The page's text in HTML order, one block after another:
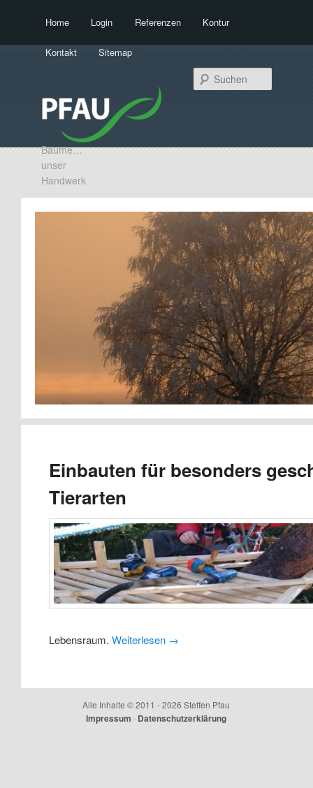
Zum Inhalt wechseln
Zum sekundären Inhalt wechseln
Home Login Referenzen Kontur
Kontakt Sitemap
Bäume…
unser
Handwerk
Einbauten für besonders
Tierarten
Lebensraum. Weiterlesen →
Alle Inhalte © 2011 - 2026 Steffen Pfau
Impressum · Datenschutzerklärung